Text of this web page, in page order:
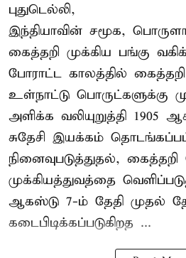
புதுடெல்லி,
இந்தியாவின் சமூக,
கைத்தறி முக்கிய பங்கு
போராட்ட காலத்தில்
உள்நாட்டு பொருட்களுக்கு
அளிக்க வலியுறுத்தி 1905
சுதேசி இயக்கம்
நினைவுபடுத்துதல்,
முக்கியத்துவத்தை
ஆகஸ்டு 7-ம் தேதி முதல்
கடைபிடிக்கப்படுகிறத ...